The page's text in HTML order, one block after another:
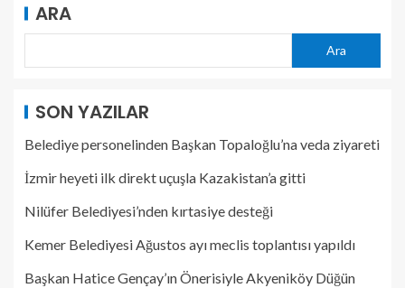
ARA
Ara
SON YAZILAR
Belediye personelinden Başkan Topaloğlu’na veda ziyareti
İzmir heyeti ilk direkt uçuşla Kazakistan’a gitti
Nilüfer Belediyesi’nden kırtasiye desteği
Kemer Belediyesi Ağustos ayı meclis toplantısı yapıldı
Başkan Hatice Gençay’ın Önerisiyle Akyeniköy Düğün